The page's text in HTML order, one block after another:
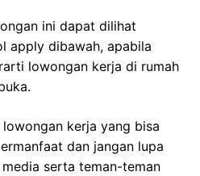
ini dapat dilihat
apply dibawah, apabila
lowongan kerja di rumah
kerja yang bisa
dan jangan lupa
serta teman-teman